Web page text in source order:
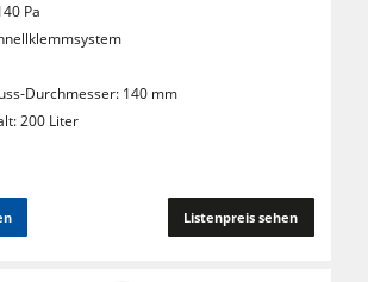
Pa
Durchmesser: 140 mm
200 Liter
Listenpreis sehen